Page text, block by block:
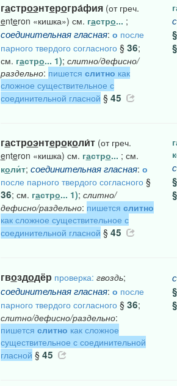
гастроэнтерогра́фия(от греч.
enteron «кишка») см. гастро... ;
соединительная гласная: о после
парного твердого согласного§ 36;
см. гастро... 1); слитно/дефисно/
раздельно: пишется слитно как
сложное существительное с
соединительной гласной § 45
гастроэнтероколи́т(от греч.
enteron «кишка) см. гастро... ; см.
коли́т; соединительная гласная: о
после парного твердого согласного§
36; см. гастро... 1); слитно/
дефисно/раздельно: пишется слитно
как сложное существительное с
соединительной гласной § 45
гвоздодёр проверка: гвоздь;
соединительная гласная: о после
парного твердого согласного§ 36;
слитно/дефисно/раздельно:
пишется слитно как сложное
существительное с соединительной
гласной § 45